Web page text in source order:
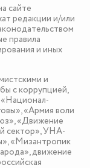
сайте
редакции и/или
правила
и иных
и
с коррупцией,
«Армия воли
«Движение
сектор», УНА-
«Мизантропик
движение